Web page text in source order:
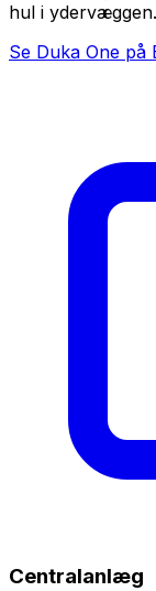
hul i ydervæggen.
Se Duka One på
Centralanlæg